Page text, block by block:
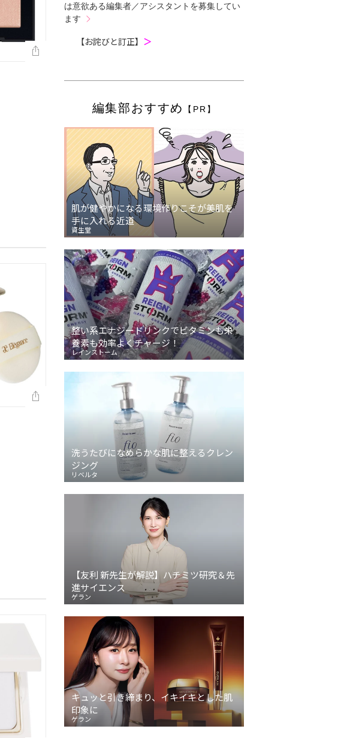
は意欲ある編集者／アシスタントを募集してい
ます
【お詫びと訂正】 ＞
編集部おすすめ 【PR】
肌が健やかになる環境作りこそが美肌を
手に入れる近道
資生堂
整い系エナジードリンクでビタミンも栄
養素も効率よくチャージ！
レインストーム
洗うたびになめらかな肌に整えるクレン
ジング
リベルタ
【友利 新先生が解説】ハチミツ研究＆先
進サイエンス
ゲラン
キュッと引き締まり、イキイキとした肌
印象に
ゲラン